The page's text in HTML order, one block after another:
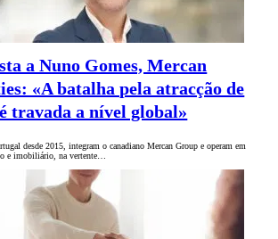
a Nuno Gomes, Mercan
«A batalha pela atracção de
travada a nível global»
desde 2015, integram o canadiano Mercan Group e operam em
e imobiliário, na vertente…